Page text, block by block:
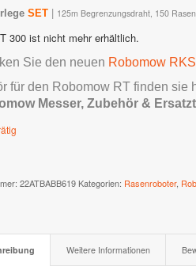
Stiga AutoClip
SET | 125m Begrenzungsdraht, 150
300 ist nicht mehr erhältlich.
Sie den neuen Robomow
für den Robomow RT finden sie
Messer, Zubehör &
22ATBABB619 Kategorien: Rasenroboter,
Weitere Informationen